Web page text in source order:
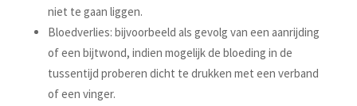
niet te gaan liggen.
Bloedverlies: bijvoorbeeld als gevolg van een aanrijding
of een bijtwond, indien mogelijk de bloeding in de
tussentijd proberen dicht te drukken met een verband
of een vinger.